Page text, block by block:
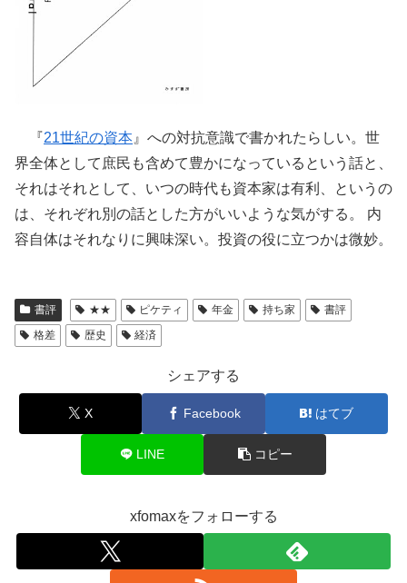
『21世紀の資本 』への対抗意識で書かれたらしい。世
界全体として庶民も含めて豊かになっているという話と、
それはそれとして、いつの時代も資本家は有利、というの
は、それぞれ別の話とした方がいいような気がする。 内
容自体はそれなりに興味深い。投資の役に立つかは微妙。
書評 ★★ ピケティ 年金 持ち家
書評
格差
歴史 経済
シェアする
X Facebook はてブ
LINE コピー
xfomaxをフォローする